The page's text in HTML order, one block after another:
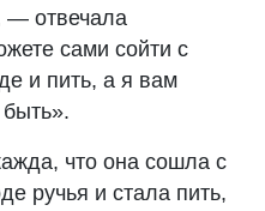
— отвечала
сами сойти с
и пить, а я вам
что она сошла с
ручья и стала пить,